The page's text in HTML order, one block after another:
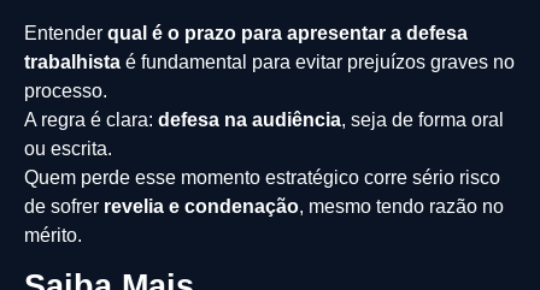
Entender qual é o prazo para apresentar a defesa
trabalhista é fundamental para evitar prejuízos graves no
processo.
A regra é clara: defesa na audiência, seja de forma oral
ou escrita.
Quem perde esse momento estratégico corre sério risco
de sofrer revelia e condenação, mesmo tendo razão no
mérito.